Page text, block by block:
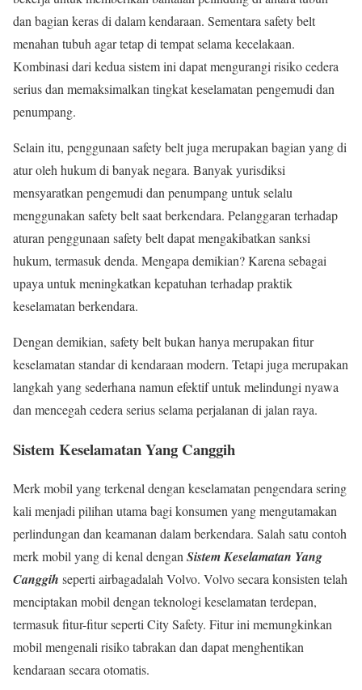
dan bagian keras di dalam kendaraan. Sementara safety belt
menahan tubuh agar tetap di tempat selama kecelakaan.
Kombinasi dari kedua sistem ini dapat mengurangi risiko cedera
serius dan memaksimalkan tingkat keselamatan pengemudi dan
penumpang.
Selain itu, penggunaan safety belt juga merupakan bagian yang di
atur oleh hukum di banyak negara. Banyak yurisdiksi
mensyaratkan pengemudi dan penumpang untuk selalu
menggunakan safety belt saat berkendara. Pelanggaran terhadap
aturan penggunaan safety belt dapat mengakibatkan sanksi
hukum, termasuk denda. Mengapa demikian? Karena sebagai
upaya untuk meningkatkan kepatuhan terhadap praktik
keselamatan berkendara.
Dengan demikian, safety belt bukan hanya merupakan fitur
keselamatan standar di kendaraan modern. Tetapi juga merupakan
langkah yang sederhana namun efektif untuk melindungi nyawa
dan mencegah cedera serius selama perjalanan di jalan raya.
Sistem Keselamatan Yang Canggih
Merk mobil yang terkenal dengan keselamatan pengendara sering
kali menjadi pilihan utama bagi konsumen yang mengutamakan
perlindungan dan keamanan dalam berkendara. Salah satu contoh
merk mobil yang di kenal denganSistem Keselamatan Yang
Canggih seperti airbagadalah Volvo. Volvo secara konsisten telah
menciptakan mobil dengan teknologi keselamatan terdepan,
termasuk fitur-fitur seperti City Safety. Fitur ini memungkinkan
mobil mengenali risiko tabrakan dan dapat menghentikan
kendaraan secara otomatis.